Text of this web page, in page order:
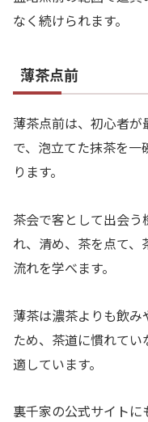
なく続けられます。
薄茶点前
薄茶点前は、初心者
で、泡立てた抹茶を
ります。
茶会で客として出会
れ、清め、茶を点て
流れを学べます。
薄茶は濃茶よりも飲
ため、茶道に慣れて
適しています。
裏千家の公式サイト